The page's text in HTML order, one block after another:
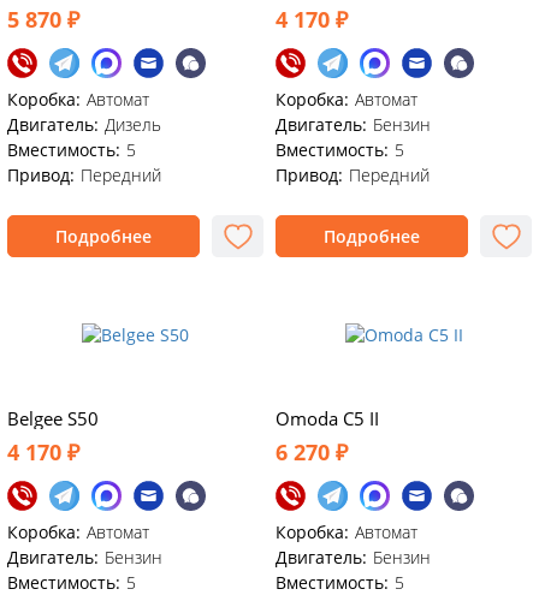
5 870 ₽
Коробка: Автомат
Двигатель: Дизель
Вместимость: 5
Привод: Передний
Подробнее
4 170 ₽
Коробка: Автомат
Двигатель: Бензин
Вместимость: 5
Привод: Передний
Подробнее
Belgee S50
4 170 ₽
Коробка: Автомат
Двигатель: Бензин
Вместимость: 5
Omoda C5 II
6 270 ₽
Коробка: Автомат
Двигатель: Бензин
Вместимость: 5